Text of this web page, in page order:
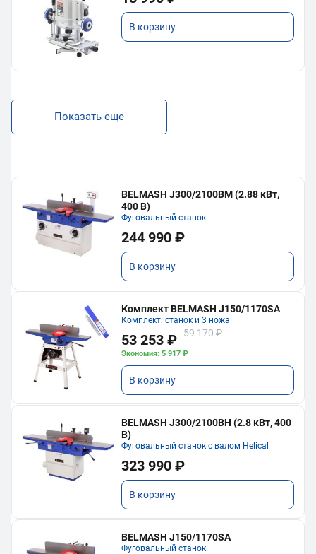
В корзину
Показать еще
BELMASH J300/2100ВМ (2.88 кВт,
400 В)
Фуговальный станок
244 990 ₽
В корзину
Комплект BELMASH J150/1170SA
Комплект: станок и 3 ножа
53 253 ₽ 59 170 ₽
Экономия: 5 917 ₽
В корзину
BELMASH J300/2100ВH (2.8 кВт, 400
В)
Фуговальный станок с валом Helical
323 990 ₽
В корзину
BELMASH J150/1170SA
Фуговальный станок